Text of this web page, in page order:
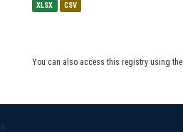
XLSX CSV
You can also access this registry using the
a